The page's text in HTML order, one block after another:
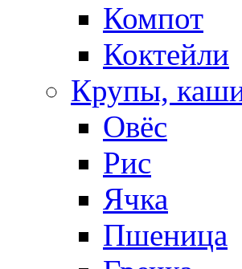
Компот
Коктейли
Крупы,
Овёс
Рис
Ячка
Пшеница